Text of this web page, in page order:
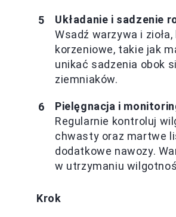
Układanie i sadzenie
Wsadź warzywa i
korzeniowe, takie jak
unikać sadzenia obok
ziemniaków.
Pielęgnacja i
Regularnie kontroluj
chwasty oraz martwe
dodatkowe nawozy.
w utrzymaniu
Krok